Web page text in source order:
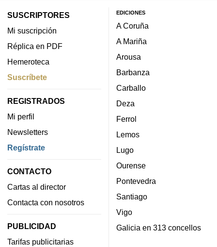
SUSCRIPTORES
Mi suscripción
Réplica en PDF
Hemeroteca
Suscríbete
REGISTRADOS
Mi perfil
Newsletters
Regístrate
CONTACTO
Cartas al director
Contacta con nosotros
PUBLICIDAD
Tarifas publicitarias
EDICIONES
A Coruña
A Mariña
Arousa
Barbanza
Carballo
Deza
Ferrol
Lemos
Lugo
Ourense
Pontevedra
Santiago
Vigo
Galicia en 313 concellos